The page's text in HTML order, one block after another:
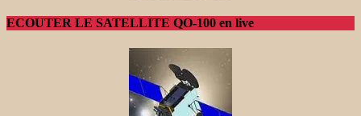
ECOUTER LE SATELLITE QO-100 en live